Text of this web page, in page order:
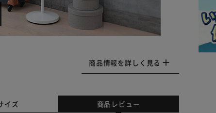
商品情報を詳しく見る
イズ 商品レビュー